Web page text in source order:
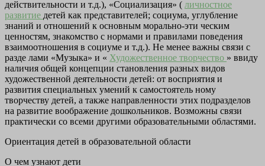
действительности и т.д.), «Социализация» ( личностное
развитие детей как представителей; социума, углубление
знаний и отношений к основным морально-эти ческим
ценностям, знакомство с нормами и правилами поведения
взаимоотношения в социуме и т.д.). Не менее важны связи с
разде лами «Музыка» и « Художественное творчество » ввиду
наличия общей концепции становления разных видов
художественной деятельности детей: от восприятия и
развития специальных умений к самостоятель ному
творчеству детей, а также направленности этих подразделов
на развитие воображение дошкольников. Возможны связи
практически со всеми другими образовательными областями.
Ориентация детей в образовательной области
О чем узнают дети